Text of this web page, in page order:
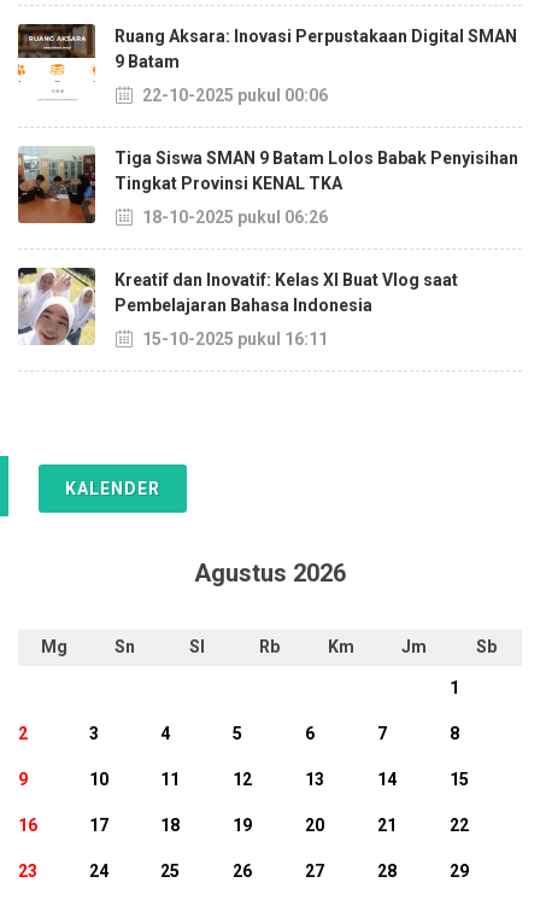
Ruang Aksara: Inovasi Perpustakaan Digital SMAN
9 Batam
22-10-2025 pukul 00:06
Tiga Siswa SMAN 9 Batam Lolos Babak Penyisihan
Tingkat Provinsi KENAL TKA
18-10-2025 pukul 06:26
Kreatif dan Inovatif: Kelas XI Buat Vlog saat
Pembelajaran Bahasa Indonesia
15-10-2025 pukul 16:11
KALENDER
Agustus 2026
Mg Sn Sl Rb Km Jm Sb
1
2 3 4 5 6 7 8
9 10 11 12 13 14 15
16 17 18 19 20 21 22
23 24 25 26 27 28 29